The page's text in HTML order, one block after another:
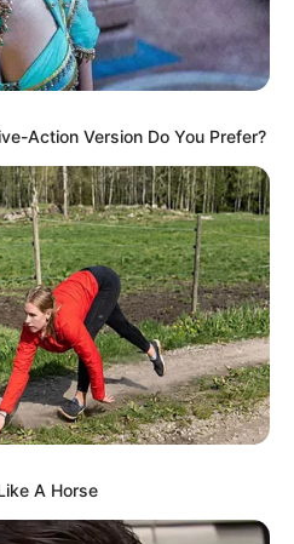
Action Version Do You Prefer?
A Horse